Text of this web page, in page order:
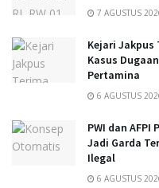
7 AGUSTUS
Kejari Jakpus
Kasus
Pertamina
6 AGUSTUS
PWI dan
Jadi Garda
Ilegal
6 AGUSTUS